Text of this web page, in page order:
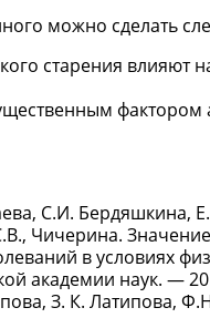
можно сделать
старения влияют
С.И. Бердяшкина,
Чичерина.
в условиях
академии наук. —
З. К. Латипова,